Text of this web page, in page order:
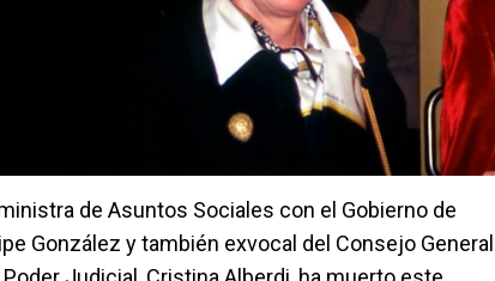
de Asuntos Sociales con el Gobierno de
González y también exvocal del Consejo General